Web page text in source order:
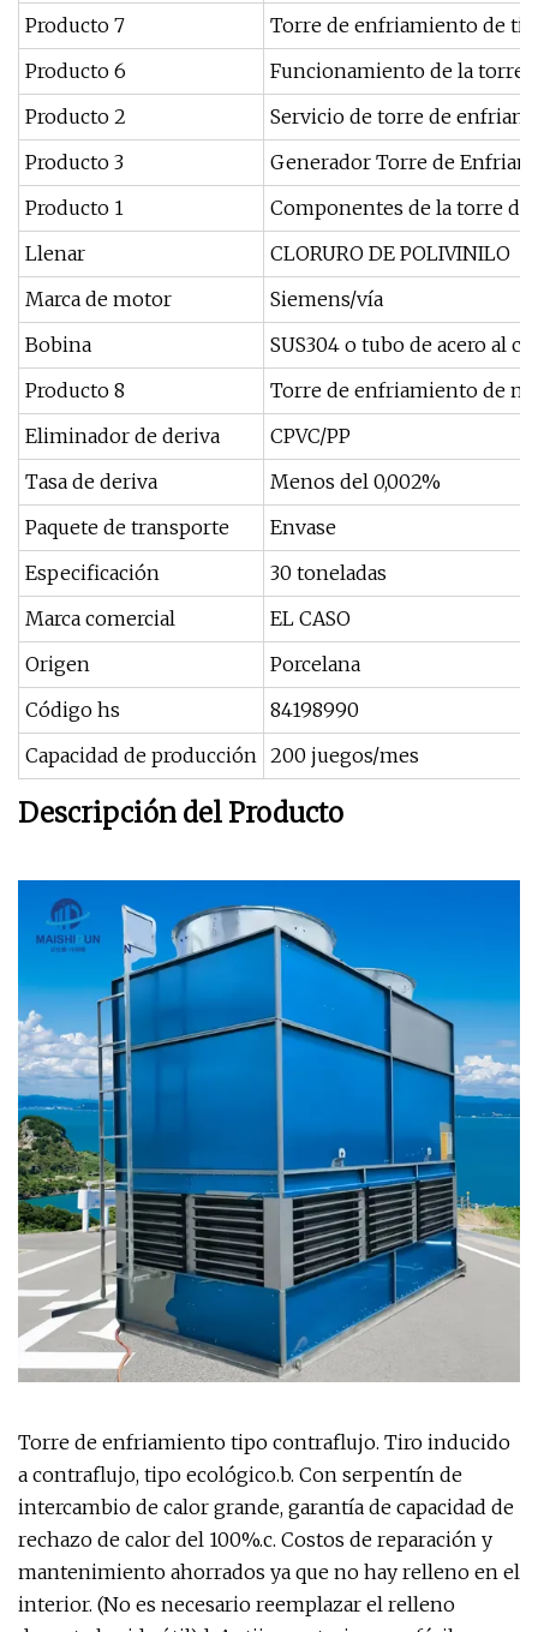
Producto 7
Torre de enfriamiento de
Producto 6
Funcionamiento de la torre
Producto 2
Servicio de torre de
Producto 3
Generador Torre de
Producto 1
Componentes de la torre
Llenar
CLORURO DE POLIVINILO
Marca de motor
Siemens/vía
Bobina
SUS304 o tubo de acero al
Producto 8
Torre de enfriamiento de
Eliminador de deriva
CPVC/PP
Tasa de deriva
Menos del 0,002%
Paquete de transporte
Envase
Especificación
30 toneladas
Marca comercial
EL CASO
Origen
Porcelana
Código hs
84198990
Capacidad de producción 200 juegos/mes
Descripción del Producto
Torre de enfriamiento tipo contraflujo. Tiro inducido
a contraflujo, tipo ecológico.b. Con serpentín de
intercambio de calor grande, garantía de capacidad de
rechazo de calor del 100%.c. Costos de reparación y
mantenimiento ahorrados ya que no hay relleno en el
interior. (No es necesario reemplazar el relleno